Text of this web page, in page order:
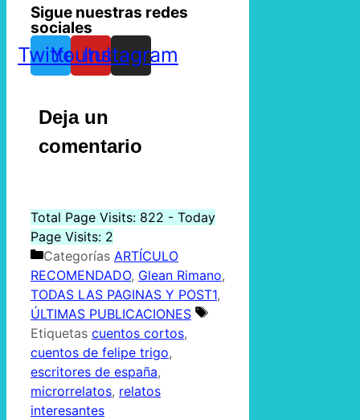
Sigue nuestras redes
sociales
TwitterYoutube
Instagram
Deja un
comentario
Total Page Visits: 822 - Today
Page Visits: 2
Categorías ARTÍCULO
RECOMENDADO, Glean Rimano,
TODAS LAS PAGINAS Y POST1,
ÚLTIMAS PUBLICACIONES
Etiquetas cuentos cortos,
cuentos de felipe trigo,
escritores de españa,
microrrelatos, relatos
interesantes